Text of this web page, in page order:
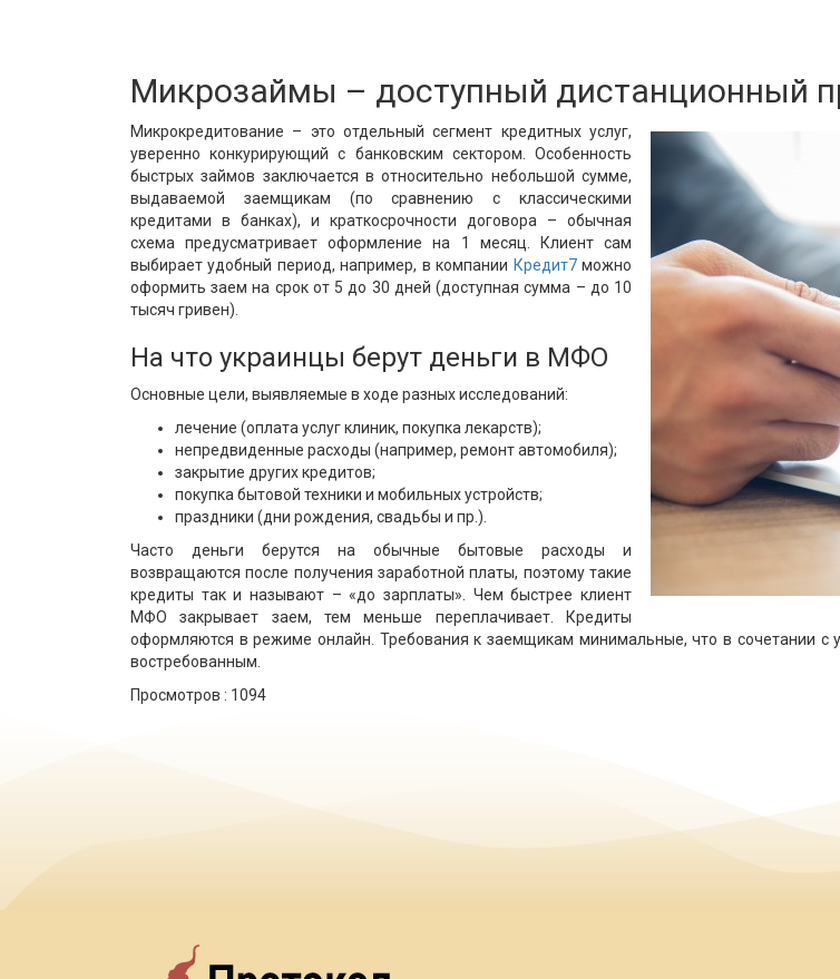
Микрозаймы – доступный дистанционный
Микрокредитование – это отдельный сегмент кредитных услуг,
уверенно конкурирующий с банковским сектором. Особенность
быстрых займов заключается в относительно небольшой сумме,
выдаваемой заемщикам (по сравнению с классическими
кредитами в банках), и краткосрочности договора – обычная
схема предусматривает оформление на 1 месяц. Клиент сам
выбирает удобный период, например, в компании Кредит7можно
оформить заем на срок от 5 до 30 дней (доступная сумма – до 10
тысяч гривен).
На что украинцы берут деньги в МФО
Основные цели, выявляемые в ходе разных исследований:
лечение (оплата услуг клиник, покупка лекарств);
непредвиденные расходы (например, ремонт автомобиля);
закрытие других кредитов;
покупка бытовой техники и мобильных устройств;
праздники (дни рождения, свадьбы и пр.).
Часто деньги берутся на обычные бытовые расходы и
возвращаются после получения заработной платы, поэтому такие
кредиты так и называют – «до зарплаты». Чем быстрее клиент
МФО закрывает заем, тем меньше переплачивает. Кредиты
оформляются в режиме онлайн. Требования к заемщикам минимальные, что в сочетании с
востребованным.
Просмотров : 1094